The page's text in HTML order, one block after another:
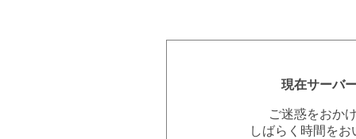
現在サーバ
ご迷惑をおか
しばらく時間を